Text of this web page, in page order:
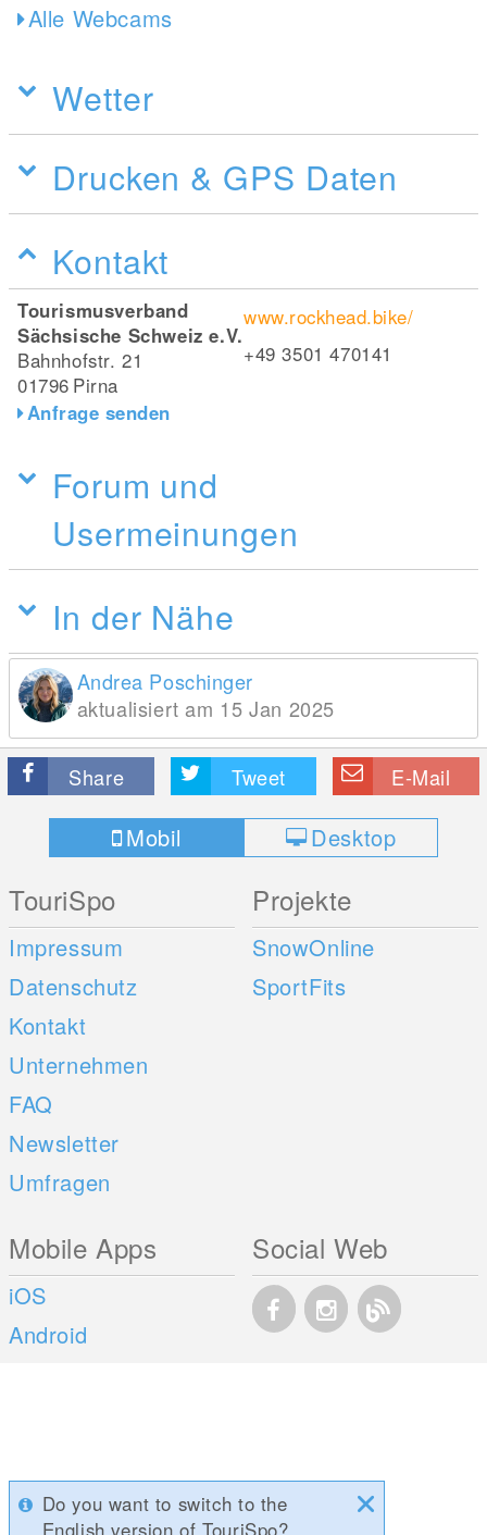
Alle Webcams
Wetter
Drucken & GPS Daten
Kontakt
Tourismusverband
Sächsische Schweiz e.V.
Bahnhofstr. 21
01796 Pirna
Anfrage senden
www.rockhead.bike/
+49 3501 470141
Forum und
Usermeinungen
In der Nähe
Andrea Poschinger
aktualisiert am 15 Jan 2025
Share Tweet E-Mail
Mobil Desktop
TouriSpo
Impressum
Datenschutz
Kontakt
Unternehmen
FAQ
Newsletter
Umfragen
Projekte
SnowOnline
SportFits
Mobile Apps
iOS
Android
Social Web
Do you want to switch to the
English version of TouriSpo?